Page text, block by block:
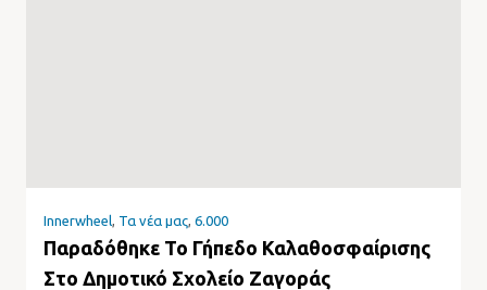
Innerwheel, Τα νέα μας, 6.000
Παραδόθηκε Το Γήπεδο Καλαθοσφαίρισης
Στο Δημοτικό Σχολείο Ζαγοράς